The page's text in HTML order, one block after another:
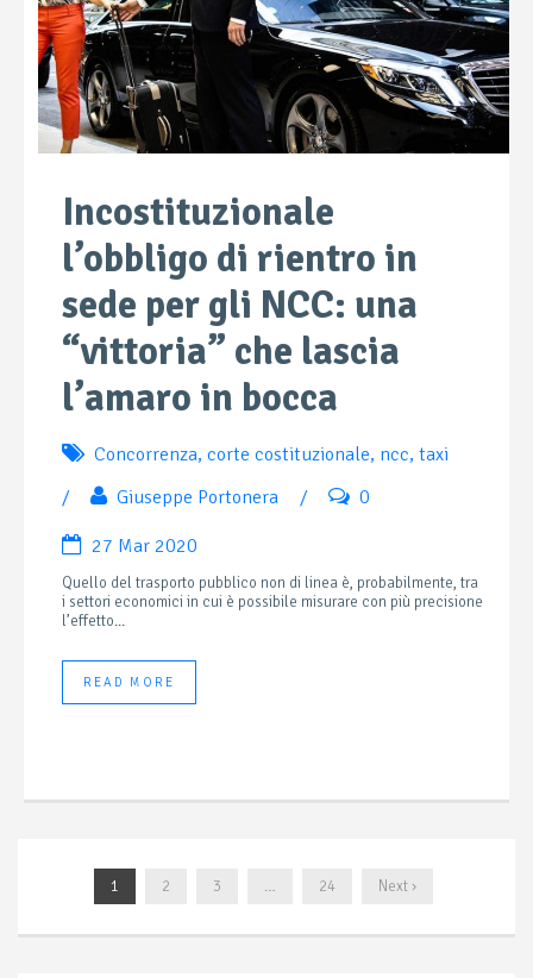
Incostituzionale
l’obbligo di rientro in
sede per gli NCC: una
“vittoria” che lascia
l’amaro in bocca
Concorrenza, corte costituzionale, ncc, taxi
/
Giuseppe Portonera / 0
27 Mar 2020
Quello del trasporto pubblico non di linea è, probabilmente, tra
i settori economici in cui è possibile misurare con più precisione
l’effetto...
READ MORE
1 2 3 … 24 Next ›